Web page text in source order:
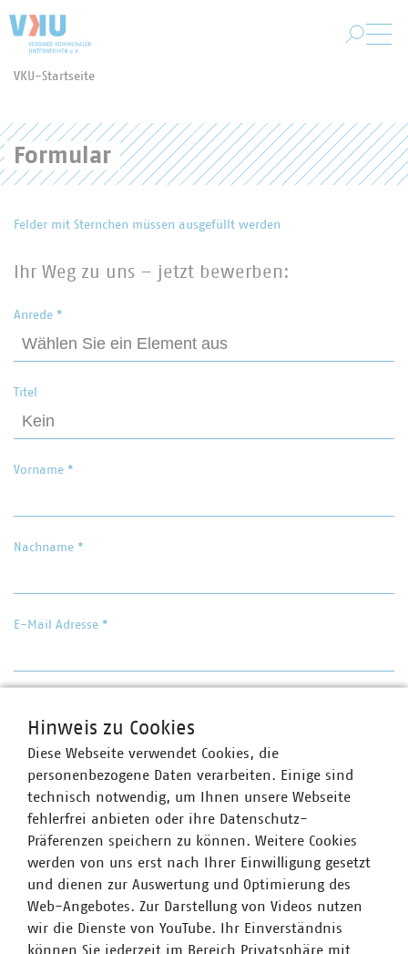
VKU-Startseite
Formular
Felder mit Sternchen müssen ausgefüllt werden
Ihr Weg zu uns – jetzt bewerben:
Anrede *
Titel
Vorname *
Nachname *
E-Mail Adresse *
Bewerbungsunterlagen
Upload Bewerbungsunterlagen Keine ausgewählt
Upload Bewerbungsunterlagen
Hinweis zu Cookies
Diese Webseite verwendet Cookies, die
personenbezogene Daten verarbeiten. Einige sind
technisch notwendig, um Ihnen unsere Webseite
fehlerfrei anbieten oder ihre Datenschutz-
Präferenzen speichern zu können. Weitere Cookies
werden von uns erst nach Ihrer Einwilligung gesetzt
und dienen zur Auswertung und Optimierung des
Web-Angebotes. Zur Darstellung von Videos nutzen
wir die Dienste von YouTube. Ihr Einverständnis
können Sie jederzeit im Bereich Privatsphäre mit